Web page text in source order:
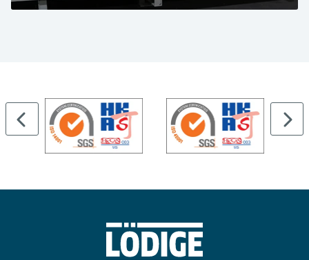
包裹分拣系统和集装箱处理设备
1,300 个存储位置
7,380 平方米面积